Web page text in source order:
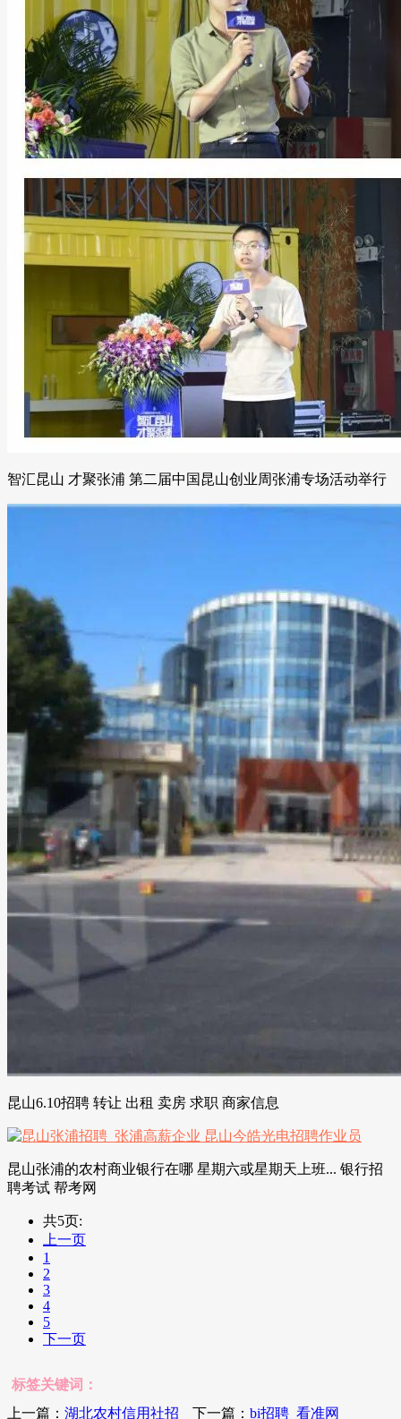
智汇昆山 才聚张浦 第二届中国昆山创业周张浦专场活动举行
昆山6.10招聘 转让 出租 卖房 求职 商家信息
昆山张浦的农村商业银行在哪 星期六或星期天上班... 银行招
聘考试 帮考网
共5页:
上一页
1
2
3
4
5
下一页
标签关键词：
上一篇： 湖北农村信用社招
下一篇：bi招聘_看准网